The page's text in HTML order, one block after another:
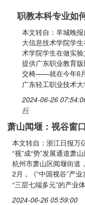
职教本科专业如
本文转自：羊城晚
大信息技术学院学
术学院学生在做实
提供广东职业教育
交椅——就在今年6
广东轻工职业技术大
2024-06-26
科
萧山闻堰：视谷窗
本文转自：浙江日报万
“视”成“势”发展通道萧
杭州市萧山区闻堰街道
2月，《“中国视谷”产
“三层七端多元”的产业
2024-06-26 05:59:00